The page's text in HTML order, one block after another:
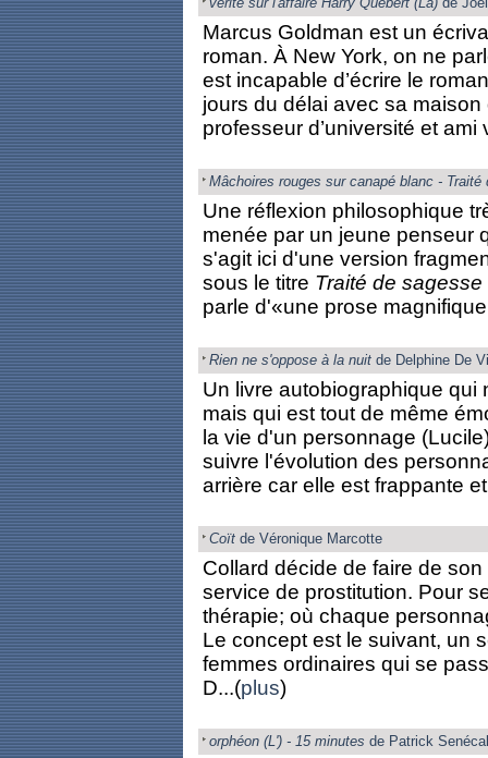
Marcus Goldman est un
roman. À New York, on ne
est incapable d’écrire le
jours du délai avec sa maison
professeur d’université et ami
Mâchoires rouges sur canapé blanc - Traité
Une réflexion philosophique
menée par un jeune penseur
s'agit ici d'une version
sous le titre Traité de
parle d'«une prose
Rien ne s'oppose à la nuitde Delphine De
Un livre autobiographique
mais qui est tout de même
la vie d'un personnage
suivre l'évolution des
arrière car elle est frappante
Coïtde Véronique Marcotte
Collard décide de faire de
service de prostitution. Pour
thérapie; où chaque
Le concept est le suivant, un
femmes ordinaires qui se
D...(plus)
orphéon (L') - 15 minutes de Patrick Senécal